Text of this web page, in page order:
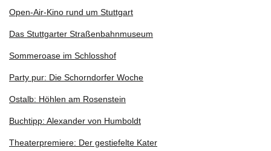
Open-Air-Kino rund um Stuttgart
Das Stuttgarter Straßenbahnmuseum
Sommeroase im Schlosshof
Party pur: Die Schorndorfer Woche
Ostalb: Höhlen am Rosenstein
Buchtipp: Alexander von Humboldt
Theaterpremiere: Der gestiefelte Kater